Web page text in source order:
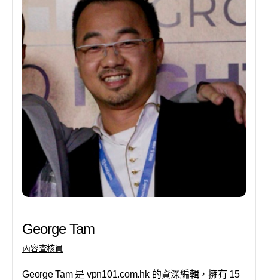
George Tam
內容查核員
George Tam 是 vpn101.com.hk 的資深編輯，擁有 15